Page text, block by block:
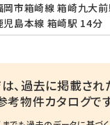
岡市箱崎線 箱崎九大
児島本線 箱崎駅 14分
、過去に掲載され
考物件カタログです